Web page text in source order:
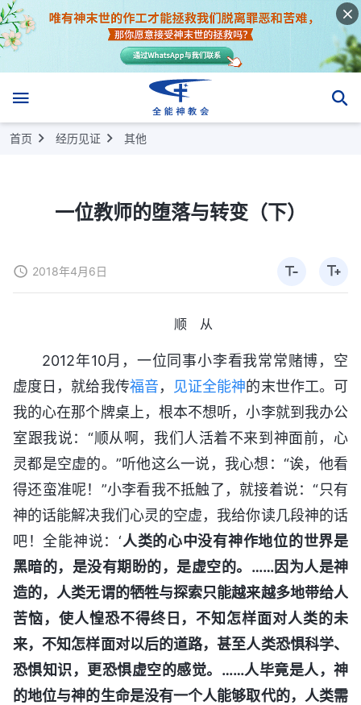
首页 经历见证 其他
一位教师的堕落与转变（下）
2018年4月6日
顺 从
2012年10月，一位同事小李看我常常赌博，空
虚度日，就给我传福音， 见证全能神的末世作工。可
我的心在那个牌桌上，根本不想听，小李就到我办公
室跟我说：“顺从啊，我们人活着不来到神面前，心
灵都是空虚的。”听他这么一说，我心想：“诶，他看
得还蛮准呢！”小李看我不抵触了，就接着说：“只有
神的话能解决我们心灵的空虚，我给你读几段神的话
吧！全能神说：‘人类的心中没有神作地位的世界是
黑暗的，是没有期盼的，是虚空的。……因为人是神
造的，人类无谓的牺牲与探索只能越来越多地带给人
苦恼，使人惶恐不得终日，不知怎样面对人类的未
来，不知怎样面对以后的道路，甚至人类恐惧科学、
恐惧知识，更恐惧虚空的感觉。……人毕竟是人，神
的地位与神的生命是没有一个人能够取代的，人类需